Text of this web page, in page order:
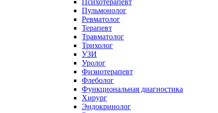
Психотерапевт
Пульмонолог
Ревматолог
Терапевт
Травматолог
Трихолог
УЗИ
Уролог
Физиотерапевт
Флеболог
Функциональная диагностика
Хирург
Эндокринолог